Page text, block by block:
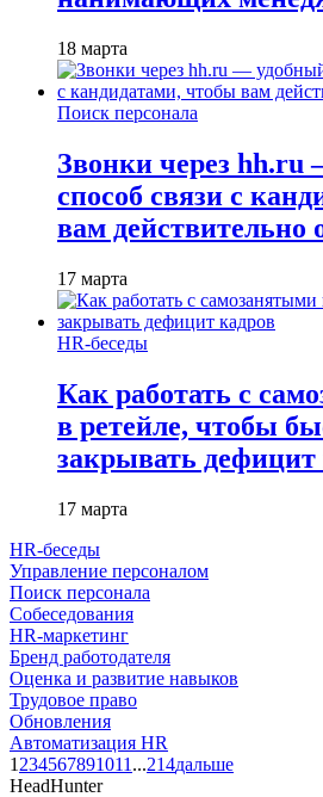
18 марта
Поиск персонала
Звонки через
способ связи с
вам действительно
17 марта
HR-беседы
Как работать с
в ретейле, чтобы
закрывать дефицит
17 марта
HR-беседы
Управление персоналом
Поиск персонала
Собеседования
HR-маркетинг
Бренд работодателя
Оценка и развитие навыков
Трудовое право
Обновления
Автоматизация HR
1 234567891011 ...214дальше
HeadHunter